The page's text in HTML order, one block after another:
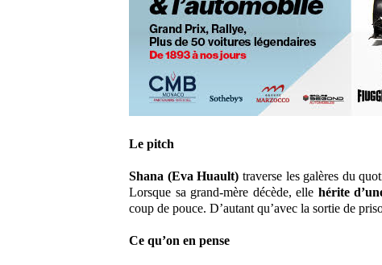
Le pitch
Shana (Eva Huault) traverse les galères du
Lorsque sa grand-mère décède, elle hérite
coup de pouce. D’autant qu’avec la sortie de
Ce qu’on en pense